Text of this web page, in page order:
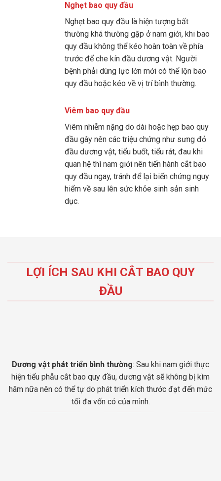
Nghẹt bao quy đầu
Nghẹt bao quy đầu là hiện tượng bất
thường khá thường gặp ở nam giới, khi bao
quy đầu không thể kéo hoàn toàn về phía
trước để che kín đầu dương vật. Người
bệnh phải dùng lực lớn mới có thể lộn bao
quy đầu hoặc kéo về vị trí bình thường.
Viêm bao quy đầu
Viêm nhiễm nặng do dài hoặc hẹp bao quy
đầu gây nên các triệu chứng như sưng đỏ
đầu dương vật, tiểu buốt, tiểu rát, đau khi
quan hệ thì nam giới nên tiến hành cắt bao
quy đầu ngay, tránh để lại biến chứng nguy
hiểm về sau lên sức khỏe sinh sản sinh
dục.
LỢI ÍCH SAU KHI CẮT BAO QUY
ĐẦU
Dương vật phát triển bình thường: Sau khi nam giới thực
hiện tiểu phẫu cắt bao quy đầu, dương vật sẽ không bị kìm
hãm nữa nên có thể tự do phát triển kích thước đạt đến mức
tối đa vốn có của mình.